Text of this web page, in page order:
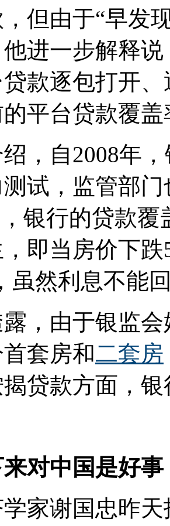
但由于“早发
进一步解释
款逐包打开
平台贷款覆
，自2008年
试，监管部
银行的贷款
即当房价下
虽然利息不能
，由于银监
套房和二套房
贷款方面，
对中国是好事
家谢国忠昨